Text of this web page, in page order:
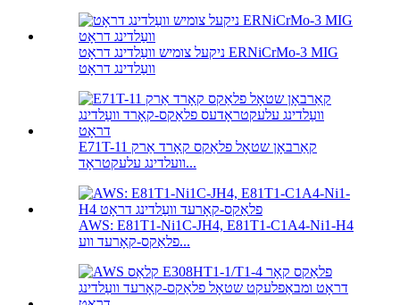
ניקעל צומיש וועַלדינג דראָט ERNiCrMo-3 MIG
וועַלדינג דראָט
E71T-11 קאַרבאָן שטאָל פלאַקס קאָרד אַרק
וועלדינג עלעקטראָד...
AWS: E81T1-Ni1C-JH4, E81T1-C1A4-Ni1-H4
פלאַקס-קאָרעד ווע...